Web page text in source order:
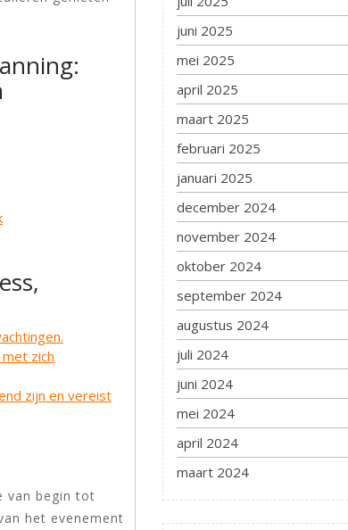
zich
zijn en vereist
van begin tot
het evenement
juni 2025
mei 2025
april 2025
maart 2025
februari 2025
januari 2025
december 2024
november 2024
oktober 2024
september 2024
augustus 2024
juli 2024
juni 2024
mei 2024
april 2024
maart 2024